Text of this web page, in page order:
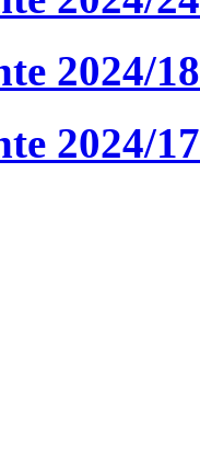
2024/18
2024/17